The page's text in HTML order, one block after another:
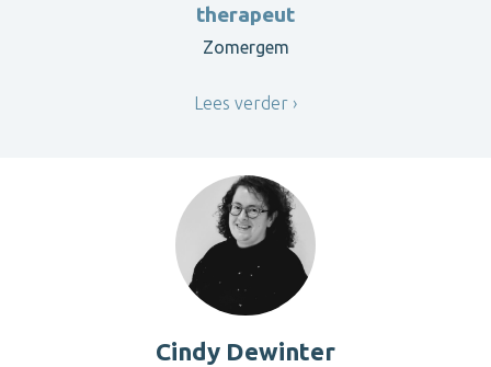
therapeut
Zomergem
Lees verder
Cindy Dewinter